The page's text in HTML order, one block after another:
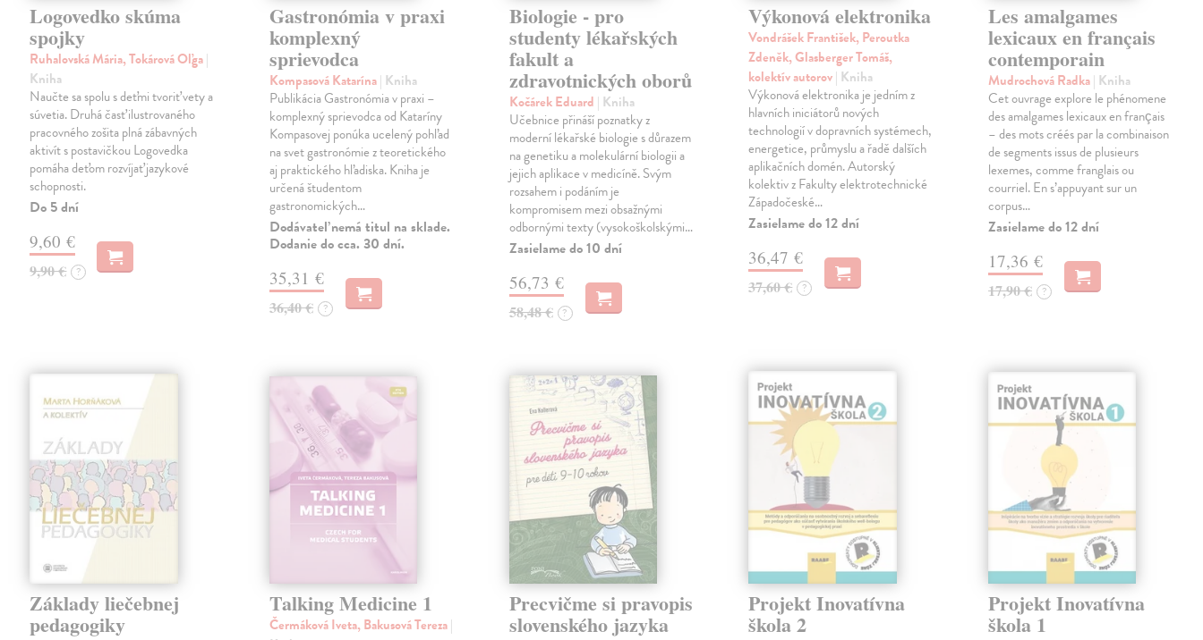
Logovedko skúma
spojky
Ruhalovská Mária, Tokárová Oľga|
Kniha
Naučte sa spolu s deťmi tvoriť vety a
súvetia. Druhá časť ilustrovaného
pracovného zošita plná zábavných
aktivít s postavičkou Logovedka
pomáha deťom rozvíjať jazykové
schopnosti.
Do 5 dní
9,60 €
9,90 € ?
Gastronómia v praxi
komplexný
sprievodca
Kompasová Katarína| Kniha
Publikácia Gastronómia v praxi –
komplexný sprievodca od Kataríny
Kompasovej ponúka ucelený pohľad
na svet gastronómie z teoretického
aj praktického hľadiska. Kniha je
určená študentom
gastronomických…
Dodávateľ nemá titul na sklade.
Dodanie do cca. 30 dní.
35,31 €
36,40 € ?
Biologie - pro
studenty lékařských
fakult a
zdravotnických oborů
Kočárek Eduard | Kniha
Učebnice přináší poznatky z
moderní lékařské biologie s důrazem
na genetiku a molekulární biologii a
jejich aplikace v medicíně. Svým
rozsahem i podáním je
kompromisem mezi obsažnými
odbornými texty (vysokoškolskými…
Zasielame do 10 dní
56,73 €
58,48 € ?
Výkonová elektronika
Vondrášek František, Peroutka
Zdeněk, Glasberger Tomáš,
kolektív autorov| Kniha
Výkonová elektronika je jedním z
hlavních iniciátorů nových
technologií v dopravních systémech,
energetice, průmyslu a řadě dalších
aplikačních domén. Autorský
kolektiv z Fakulty elektrotechnické
Západočeské…
Zasielame do 12 dní
36,47 €
37,60 € ?
Les amalgames
lexicaux en français
contemporain
Mudrochová Radka| Kniha
Cet ouvrage explore le phénomene
des amalgames lexicaux en français
– des mots créés par la combinaison
de segments issus de plusieurs
lexemes, comme franglais ou
courriel. En s’appuyant sur un
corpus…
Zasielame do 12 dní
17,36 €
17,90 € ?
Základy liečebnej
pedagogiky
Talking Medicine 1
Čermáková Iveta, Bakusová Tereza|
Precvičme si pravopis
slovenského jazyka
Projekt Inovatívna
škola 2
Projekt Inovatívna
škola 1